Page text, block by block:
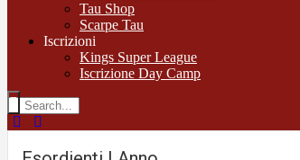
Tau Shop
Scarpe Tau
Iscrizioni
Kings Super League
Iscrizione Day Camp